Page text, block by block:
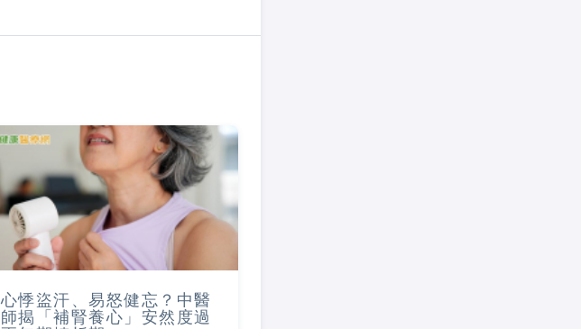
心悸盜汗、易怒健忘？中醫
師揭「補腎養心」安然度過